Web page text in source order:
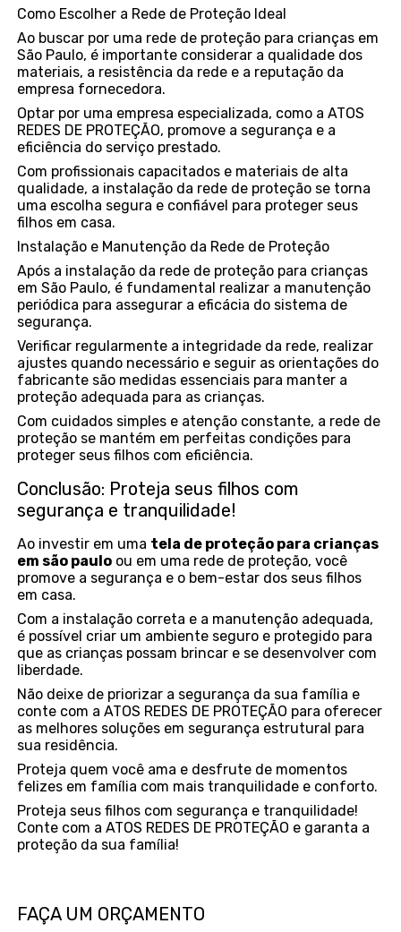
Como Escolher a Rede de Proteção Ideal
Ao buscar por uma rede de proteção para crianças em
São Paulo, é importante considerar a qualidade dos
materiais, a resistência da rede e a reputação da
empresa fornecedora.
Optar por uma empresa especializada, como a ATOS
REDES DE PROTEÇÃO, promove a segurança e a
eficiência do serviço prestado.
Com profissionais capacitados e materiais de alta
qualidade, a instalação da rede de proteção se torna
uma escolha segura e confiável para proteger seus
filhos em casa.
Instalação e Manutenção da Rede de Proteção
Após a instalação da rede de proteção para crianças
em São Paulo, é fundamental realizar a manutenção
periódica para assegurar a eficácia do sistema de
segurança.
Verificar regularmente a integridade da rede, realizar
ajustes quando necessário e seguir as orientações do
fabricante são medidas essenciais para manter a
proteção adequada para as crianças.
Com cuidados simples e atenção constante, a rede de
proteção se mantém em perfeitas condições para
proteger seus filhos com eficiência.
Conclusão: Proteja seus filhos com
segurança e tranquilidade!
Ao investir em uma tela de proteção para crianças
em são paulo ou em uma rede de proteção, você
promove a segurança e o bem-estar dos seus filhos
em casa.
Com a instalação correta e a manutenção adequada,
é possível criar um ambiente seguro e protegido para
que as crianças possam brincar e se desenvolver com
liberdade.
Não deixe de priorizar a segurança da sua família e
conte com a ATOS REDES DE PROTEÇÃO para oferecer
as melhores soluções em segurança estrutural para
sua residência.
Proteja quem você ama e desfrute de momentos
felizes em família com mais tranquilidade e conforto.
Proteja seus filhos com segurança e tranquilidade!
Conte com a ATOS REDES DE PROTEÇÃO e garanta a
proteção da sua família!
FAÇA UM ORÇAMENTO